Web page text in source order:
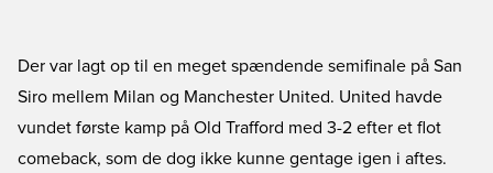
Der var lagt op til en meget spændende semifinale på San
Siro mellem Milan og Manchester United. United havde
vundet første kamp på Old Trafford med 3-2 efter et flot
comeback, som de dog ikke kunne gentage igen i aftes.